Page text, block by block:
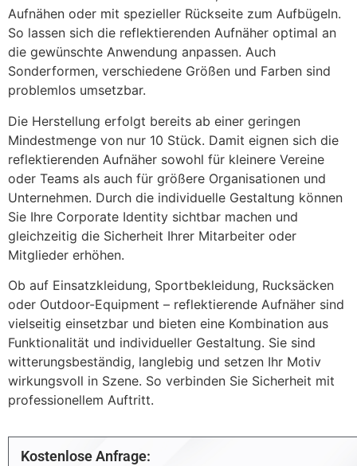
Aufnähen oder mit spezieller Rückseite zum Aufbügeln.
So lassen sich die reflektierenden Aufnäher optimal an
die gewünschte Anwendung anpassen. Auch
Sonderformen, verschiedene Größen und Farben sind
problemlos umsetzbar.
Die Herstellung erfolgt bereits ab einer geringen
Mindestmenge von nur 10 Stück. Damit eignen sich die
reflektierenden Aufnäher sowohl für kleinere Vereine
oder Teams als auch für größere Organisationen und
Unternehmen. Durch die individuelle Gestaltung können
Sie Ihre Corporate Identity sichtbar machen und
gleichzeitig die Sicherheit Ihrer Mitarbeiter oder
Mitglieder erhöhen.
Ob auf Einsatzkleidung, Sportbekleidung, Rucksäcken
oder Outdoor-Equipment – reflektierende Aufnäher sind
vielseitig einsetzbar und bieten eine Kombination aus
Funktionalität und individueller Gestaltung. Sie sind
witterungsbeständig, langlebig und setzen Ihr Motiv
wirkungsvoll in Szene. So verbinden Sie Sicherheit mit
professionellem Auftritt.
Kostenlose Anfrage: